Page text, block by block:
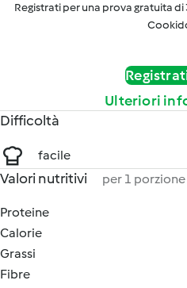
Registrati per una prova gratuita
Ulteriori
Difficoltà
facile
Valori nutritivi per 1 porzione
Proteine
Calorie
Grassi
Fibre